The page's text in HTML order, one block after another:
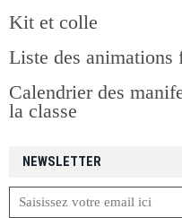
NEWSLETTER
Kit et colle
Liste des animations
Calendrier des
la classe